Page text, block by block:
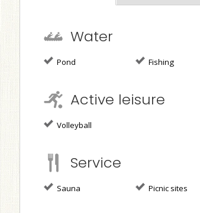
Water
Pond Fishing
Active leisure
Volleyball
Service
Sauna Picnic sites